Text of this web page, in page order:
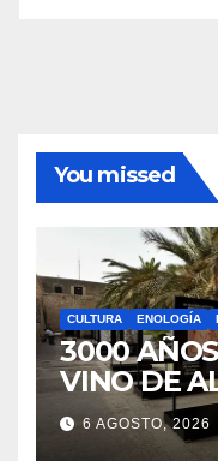
You missed
CULTURA ENOLOGÍA
3000
VINO DE
RENACEN
DE SANTA
6 AGOSTO, 2026